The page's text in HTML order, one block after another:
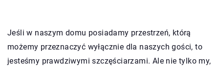
Jeśli w naszym domu posiadamy przestrzeń, którą
możemy przeznaczyć wyłącznie dla naszych gości, to
jesteśmy prawdziwymi szczęściarzami. Ale nie tylko my,